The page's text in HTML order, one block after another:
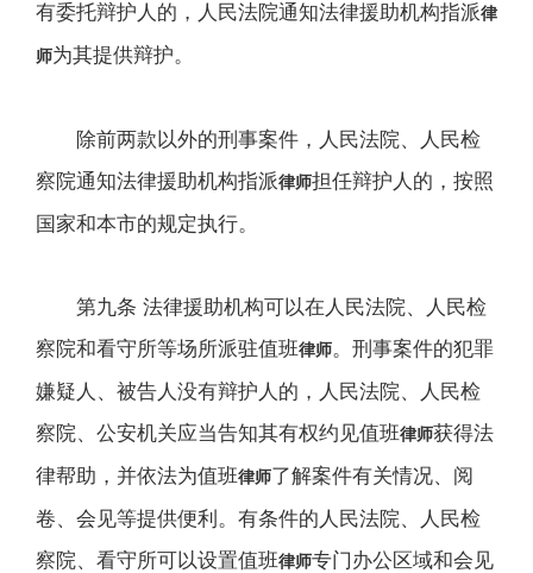
有委托辩护人的，人民法院通知法律援助机构指派律
师为其提供辩护。
除前两款以外的刑事案件，人民法院、人民检
察院通知法律援助机构指派律师担任辩护人的，按照
国家和本市的规定执行。
第九条 法律援助机构可以在人民法院、人民检
察院和看守所等场所派驻值班律师。刑事案件的犯罪
嫌疑人、被告人没有辩护人的，人民法院、人民检
察院、公安机关应当告知其有权约见值班律师获得法
律帮助，并依法为值班律师了解案件有关情况、阅
卷、会见等提供便利。有条件的人民法院、人民检
察院、看守所可以设置值班律师专门办公区域和会见